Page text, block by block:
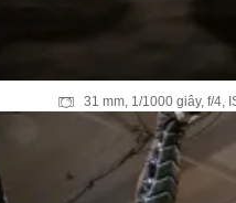
31 mm, 1/1000 giây, f/4,